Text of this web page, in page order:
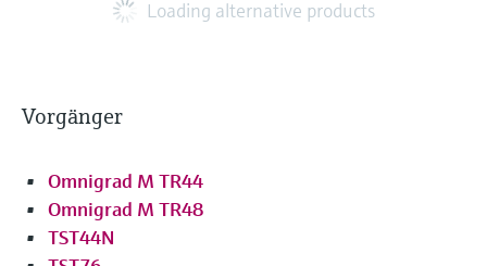
Loading alternative products
Vorgänger
Omnigrad M TR44
Omnigrad M TR48
TST44N